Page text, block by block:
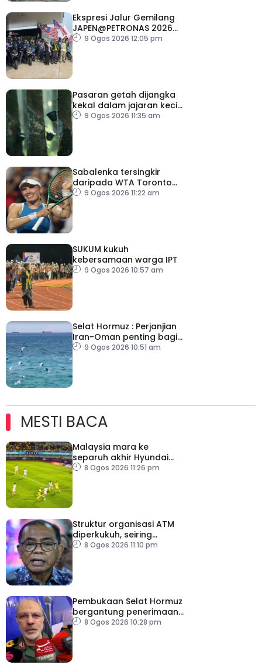
Ekspresi Jalur Gemilang
JAPEN@PETRONAS 2026
dilancar serentak di 15
9 Ogos 2026 12:05 pm
Pasaran getah dijangka
kekal dalam jajaran kecil
minggu depan
9 Ogos 2026 11:35 am
Sabalenka tersingkir
daripada WTA Toronto
Masters
9 Ogos 2026 11:22 am
SUKUM kukuh
kebersamaan warga IPT
9 Ogos 2026 10:57 am
Selat Hormuz : Perjanjian
Iran-Oman penting bagi
tamatkan konflik
9 Ogos 2026 10:51 am
MESTI BACA
Malaysia mara ke
separuh akhir Hyundai
ASEAN Cup
8 Ogos 2026 11:26 pm
Struktur organisasi ATM
diperkukuh, seiring
pemodenan aset
8 Ogos 2026 11:10 pm
Pembukaan Selat Hormuz
bergantung penerimaan
AS – IRGC
8 Ogos 2026 10:28 pm